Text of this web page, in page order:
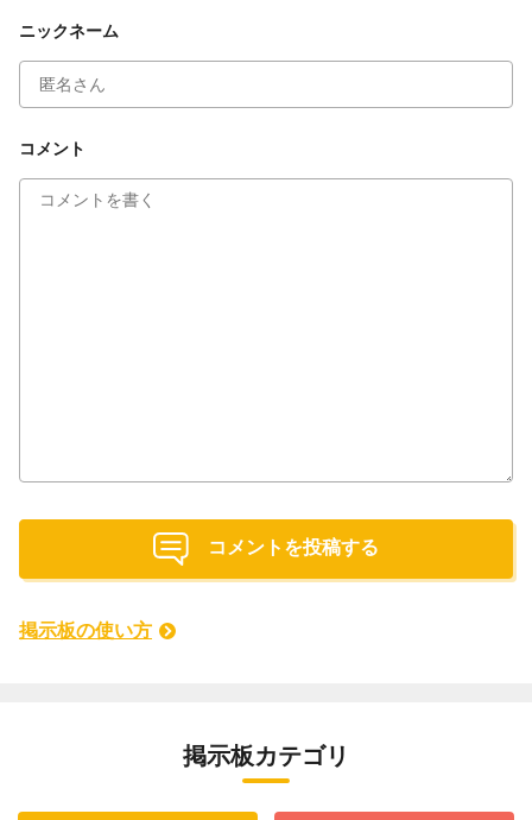
ニックネーム
コメント
コメントを投稿する
掲示板の使い方
掲示板カテゴリ